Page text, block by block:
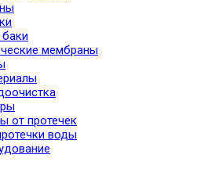
мембраны
от протечек
воды